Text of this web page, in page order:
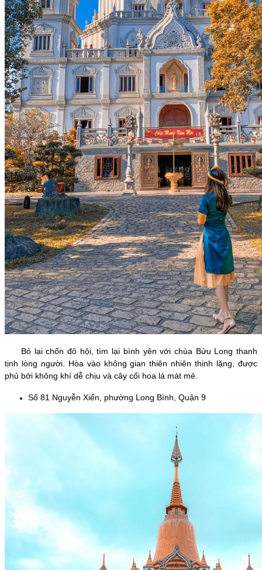
Bỏ lại chốn đô hội, tìm lại bình yên với chùa Bửu Long thanh
tịnh lòng người. Hòa vào không gian thiên nhiên thinh lặng, được
phủ bởi không khí dễ chịu và cây cối hoa lá mát mẻ.
Số 81 Nguyễn Xiển, phường Long Bình, Quận 9